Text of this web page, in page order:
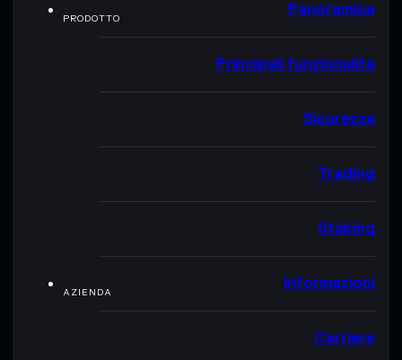
PRODOTTO Panoramica
Principali funzionalità
Sicurezza
Trading
Staking
AZIENDA Informazioni
Carriere